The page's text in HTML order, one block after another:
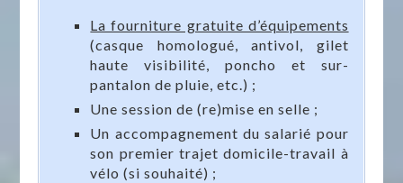
La fourniture gratuite d’équipements
(casque homologué, antivol, gilet
haute visibilité, poncho et sur-
pantalon de pluie, etc.) ;
Une session de (re)mise en selle ;
Un accompagnement du salarié pour
son premier trajet domicile-travail à
vélo (si souhaité) ;